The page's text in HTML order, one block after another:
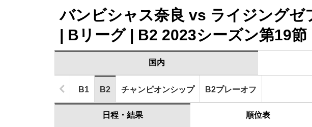
バンビシャス奈良 vs ライジングゼ
| Bリーグ | B2 2023シーズン第19節
国内
B1 B2 チャンピオンシップ B2プレーオフ
日程・結果 順位表